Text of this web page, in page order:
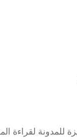
للمدونة لقراءة